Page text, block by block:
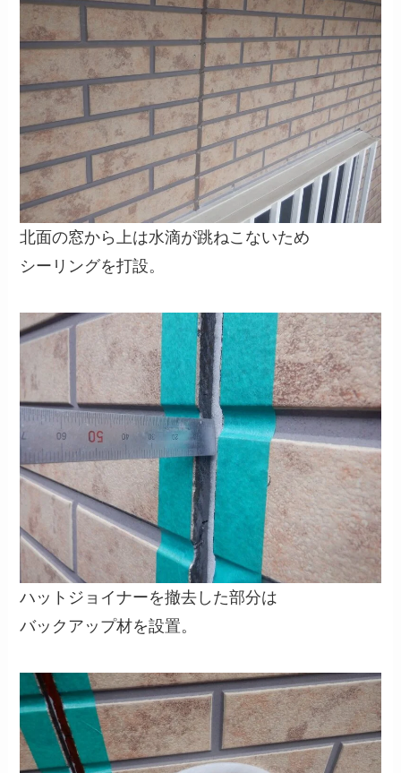
北面の窓から上は水滴が跳ねこないため
シーリングを打設。
ハットジョイナーを撤去した部分は
バックアップ材を設置。